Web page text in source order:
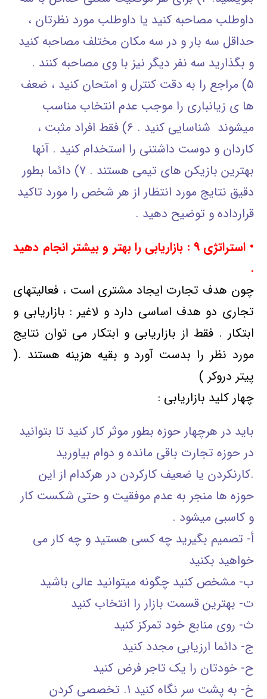
داوطلب مصاحبه کنید یا داوطلب مورد نظرتان ،
حداقل سه بار و در سه مکان مختلف مصاحبه کنید
و بگذارید سه نفر دیگر نیز با وی مصاحبه کنند .
۵) مراجع را به دقت کنترل و امتحان کنید ، ضعف
ها ی زیانباری را موجب عدم انتخاب مناسب
میشوند شناسایی کنید . ۶) فقط افراد مثبت ،
کاردان و دوست داشتنی را استخدام کنید . آنها
بهترین بازیکن های تیمی هستند . ۷) دائما بطور
دقیق نتایج مورد انتظار از هر شخص را مورد تاکید
قرارداده و توضیح دهید .
• استراتژی ۹ : بازاریابی را بهتر و بیشتر انجام دهید
.
چون هدف تجارت ایجاد مشتری است ، فعالیتهای
تجاری دو هدف اساسی دارد و لاغیر : بازاریابی و
ابتکار . فقط از بازاریابی و ابتکار می توان نتایج
مورد نظر را بدست آورد و بقیه هزینه هستند .(
پیتر دروکر )
چهار کلید بازاریابی :
باید در هرچهار حوزه بطور موثر کار کنید تا بتوانید
در حوزه تجارت باقی مانده و دوام بیاورید
.کارنکردن یا ضعیف کارکردن در هرکدام از این
حوزه ها منجر به عدم موفقیت و حتی شکست کار
و کاسبی میشود .
أ‌- تصمیم بگیرید چه کسی هستید و چه کار می
خواهید بکنید
ب‌- مشخص کنید چگونه میتوانید عالی باشید
ت‌- بهترین قسمت بازار را انتخاب کنید
ث‌- روی منابع خود تمرکز کنید
ج‌- دائما ارزیابی مجدد کنید
ح‌- خودتان را یک تاجر فرض کنید
خ‌- به پشت سر نگاه کنید ۱. تخصصی کردن